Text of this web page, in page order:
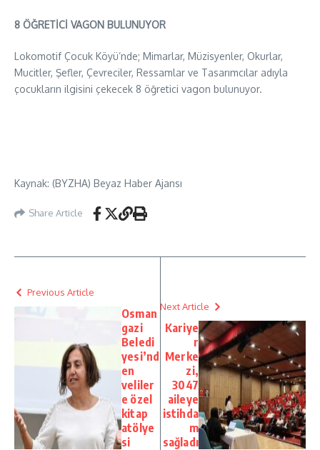
8 ÖĞRETİCİ VAGON BULUNUYOR
Lokomotif Çocuk Köyü’nde; Mimarlar, Müzisyenler, Okurlar,
Mucitler, Şefler, Çevreciler, Ressamlar ve Tasarımcılar adıyla
çocukların ilgisini çekecek 8 öğretici vagon bulunuyor.
Kaynak: (BYZHA) Beyaz Haber Ajansı
Share Article
Previous Article
Osman
gazi
Beledi
yesi’nd
en
veliler
e özel
kitap
atölye
si
Next Article
Kariye
r
Merke
zi,
3047
aileye
istihda
m
sağladı